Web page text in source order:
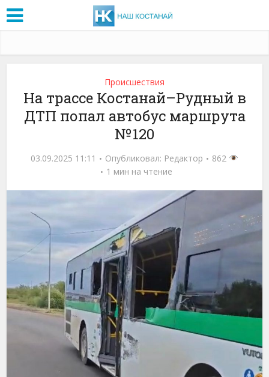
Проиcшествия
На трассе Костанай–Рудный в
ДТП попал автобус маршрута
№ 120
03.09.2025 11:11 Опубликовал: Редактор
862
1 мин на чтение